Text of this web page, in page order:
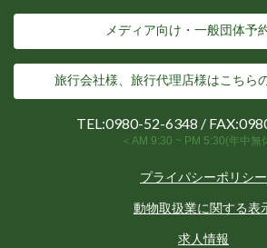
メディア向け・一般団体予
旅行会社様、旅行代理店様はこちら
TEL:0980-52-6348 /
＜AM 9:30 ~ PM 5:30(年中無
プライパシーポリシー
動物取扱業に関する表
求人情報